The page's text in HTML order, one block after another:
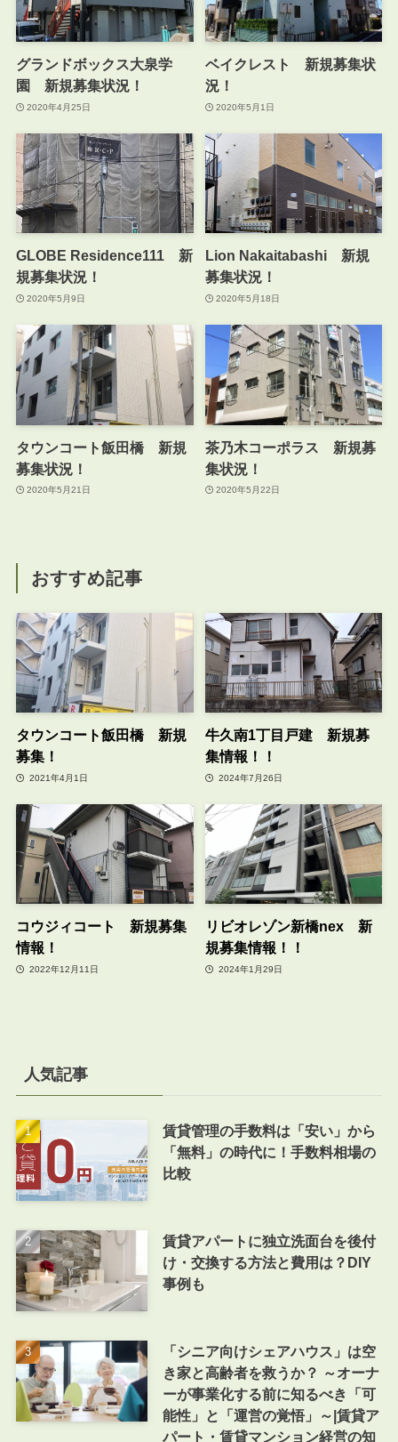
グランドボックス大泉学
園 新規募集状況！
2020年4月25日
ベイクレスト 新規募集状
況！
2020年5月1日
GLOBE Residence111 新
規募集状況！
2020年5月9日
Lion Nakaitabashi 新規
募集状況！
2020年5月18日
タウンコート飯田橋 新規
募集状況！
2020年5月21日
茶乃木コーポラス 新規募
集状況！
2020年5月22日
おすすめ記事
タウンコート飯田橋 新規
募集！
2021年4月1日
牛久南1丁目戸建 新規募
集情報！！
2024年7月26日
コウジィコート 新規募集
情報！
2022年12月11日
リビオレゾン新橋nex 新
規募集情報！！
2024年1月29日
人気記事
賃貸管理の手数料は「安い」から
「無料」の時代に！手数料相場の
比較
賃貸アパートに独立洗面台を後付
け・交換する方法と費用は？DIY
事例も
「シニア向けシェアハウス」は空
き家と高齢者を救うか？ ～オーナ
ーが事業化する前に知るべき「可
能性」と「運営の覚悟」～|賃貸ア
パート・賃貸マンション経営の知